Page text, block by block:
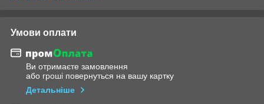
Умови оплати
Ви отримаєте замовлення
або гроші повернуться на вашу картку
Детальніше